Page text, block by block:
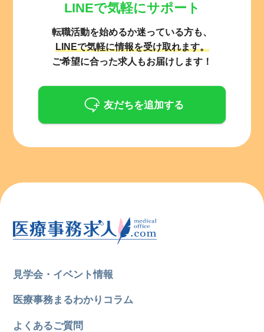
LINEで気軽にサポート
転職活動を始めるか迷っている方も、
LINEで気軽に情報を受け取れます。
ご希望に合った求人もお届けします！
友だちを追加する
見学会・イベント情報
医療事務まるわかりコラム
よくあるご質問